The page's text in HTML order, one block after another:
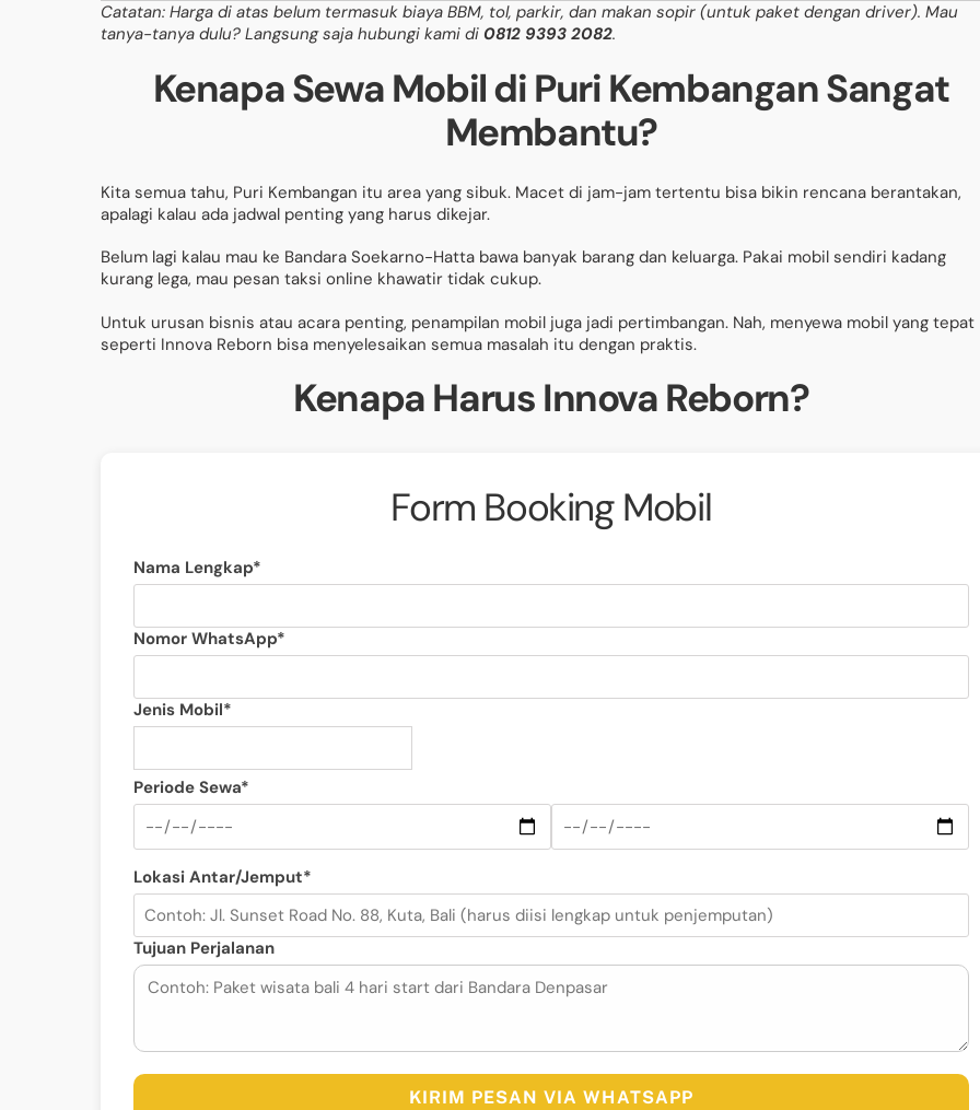
Catatan: Harga di atas belum termasuk biaya BBM, tol, parkir, dan makan sopir (untuk paket dengan driver). Mau
tanya-tanya dulu? Langsung saja hubungi kami di 0812 9393 2082.
Kenapa Sewa Mobil di Puri Kembangan Sangat
Membantu?
Kita semua tahu, Puri Kembangan itu area yang sibuk. Macet di jam-jam tertentu bisa bikin rencana berantakan,
apalagi kalau ada jadwal penting yang harus dikejar.
Belum lagi kalau mau ke Bandara Soekarno-Hatta bawa banyak barang dan keluarga. Pakai mobil sendiri kadang
kurang lega, mau pesan taksi online khawatir tidak cukup.
Untuk urusan bisnis atau acara penting, penampilan mobil juga jadi pertimbangan. Nah, menyewa mobil yang tepat
seperti Innova Reborn bisa menyelesaikan semua masalah itu dengan praktis.
Kenapa Harus Innova Reborn?
Form Booking Mobil
Nama Lengkap*
Nomor WhatsApp*
Jenis Mobil*
Periode Sewa*
Lokasi Antar/Jemput*
Tujuan Perjalanan
KIRIM PESAN VIA WHATSAPP